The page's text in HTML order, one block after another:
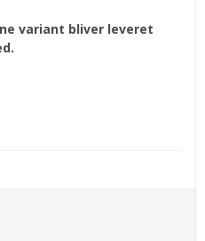
variant bliver leveret